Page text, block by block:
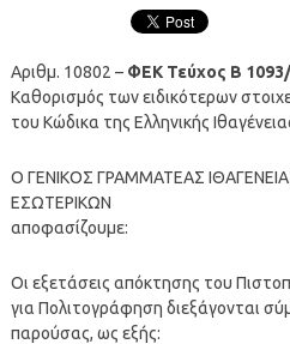
Αριθμ. 10802 – ΦΕΚ Τεύχος Β
Καθορισμός των ειδικότερων
του Κώδικα της Ελληνικής
Ο ΓΕΝΙΚΟΣ ΓΡΑΜΜΑΤΕΑΣ
ΕΣΩΤΕΡΙΚΩΝ
αποφασίζουμε:
Οι εξετάσεις απόκτησης του
για Πολιτογράφηση διεξάγονται
παρούσας, ως εξής: